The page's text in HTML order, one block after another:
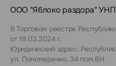
ООО "Яблоко раздора"
В Торговом реестре
от 19.03.2024 г.
Юридический адрес:
ул. Пономаренко, 34 пом.8Н